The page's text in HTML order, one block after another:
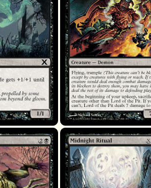
Rituel de minuit